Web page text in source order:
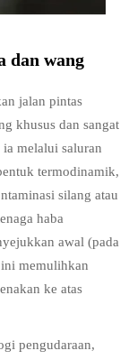
dan wang
jalan pintas
khusus dan sangat
melalui saluran
termodinamik,
silang atau
haba
awal (pada
memulihkan
ke atas
pengudaraan,